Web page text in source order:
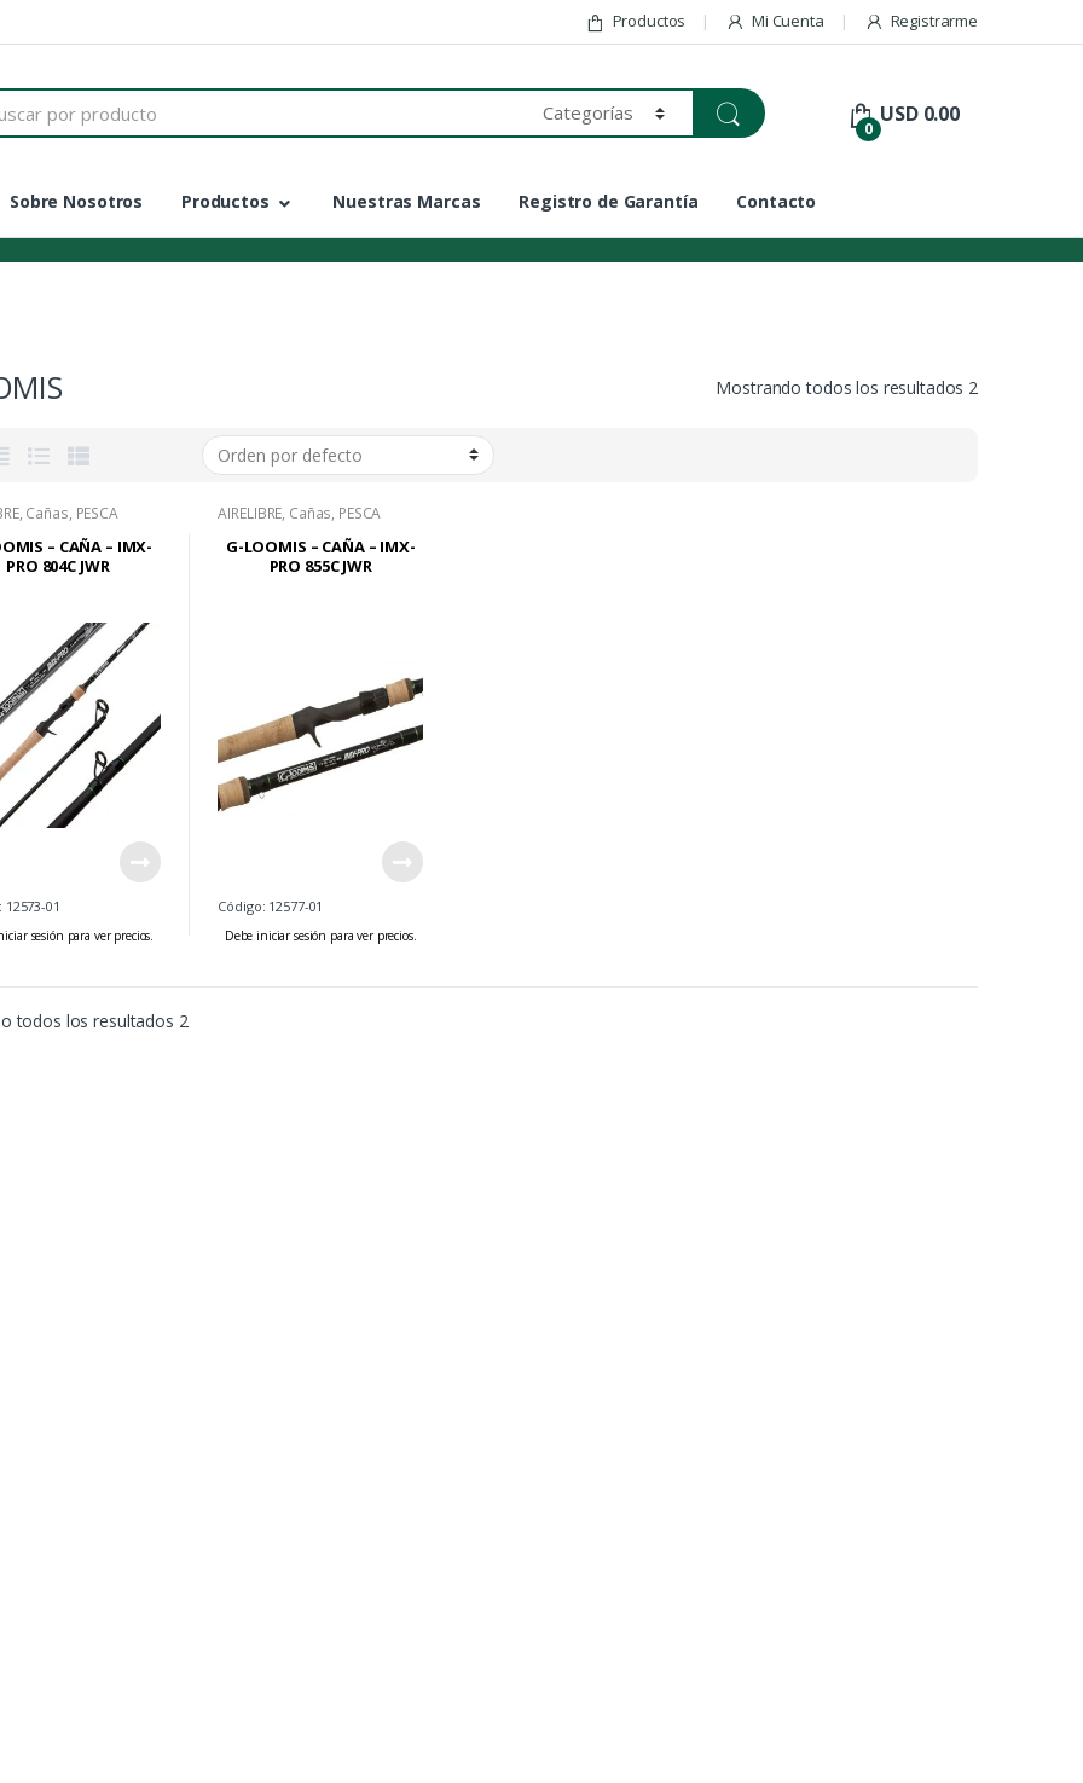
Productos Mi Cuenta Registrarme
0
USD 0.00
Sobre Nosotros Productos Nuestras Marcas Registro de Garantía Contacto
Mostrando todos los resultados 2
, Cañas, PESCA
– CAÑA – IMX-
PRO 804C JWR
01
sesión para ver precios.
AIRELIBRE, Cañas, PESCA
G-LOOMIS – CAÑA – IMX-
PRO 855C JWR
Código: 12577-01
Debe iniciar sesión para ver precios.
todos los resultados 2